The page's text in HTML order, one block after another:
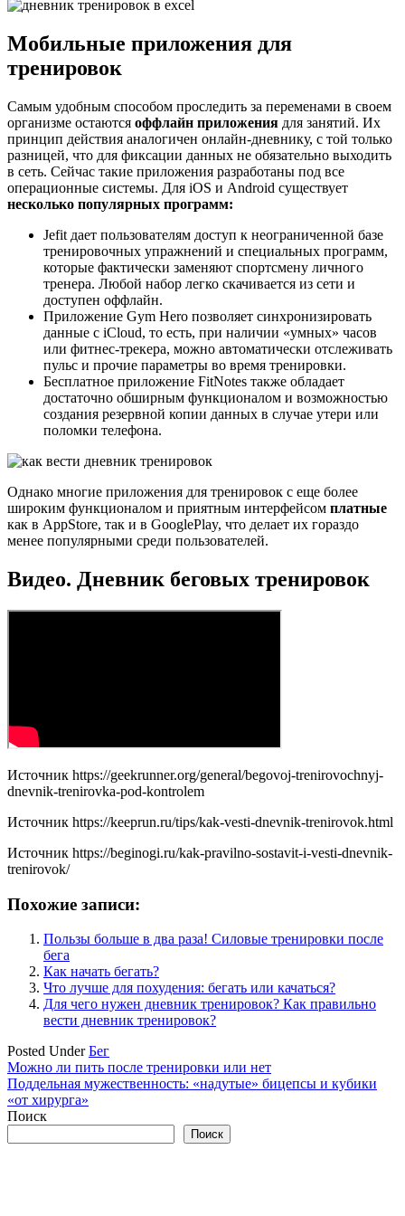
Мобильные приложения для
тренировок
Самым удобным способом проследить за переменами в своем
организме остаются оффлайн приложения для занятий. Их
принцип действия аналогичен онлайн-дневнику, с той только
разницей, что для фиксации данных не обязательно выходить
в сеть. Сейчас такие приложения разработаны под все
операционные системы. Для iOS и Android существует
несколько популярных программ:
Jefit дает пользователям доступ к неограниченной базе
тренировочных упражнений и специальных программ,
которые фактически заменяют спортсмену личного
тренера. Любой набор легко скачивается из сети и
доступен оффлайн.
Приложение Gym Hero позволяет синхронизировать
данные с iCloud, то есть, при наличии «умных» часов
или фитнес-трекера, можно автоматически отслеживать
пульс и прочие параметры во время тренировки.
Бесплатное приложение FitNotes также обладает
достаточно обширным функционалом и возможностью
создания резервной копии данных в случае утери или
поломки телефона.
Однако многие приложения для тренировок с еще более
широким функционалом и приятным интерфейсом платные
как в AppStore, так и в GooglePlay, что делает их гораздо
менее популярными среди пользователей.
Видео. Дневник беговых тренировок
Источник https://geekrunner.org/general/begovoj-trenirovochnyj-
dnevnik-trenirovka-pod-kontrolem
Источник https://keeprun.ru/tips/kak-vesti-dnevnik-trenirovok.html
Источник https://beginogi.ru/kak-pravilno-sostavit-i-vesti-dnevnik-
trenirovok/
Похожие записи:
Пользы больше в два раза! Силовые тренировки после
бега
Как начать бегать?
Что лучше для похудения: бегать или качаться?
Для чего нужен дневник тренировок? Как правильно
вести дневник тренировок?
Posted UnderБег
Навигация
по
записям
Можно ли пить после тренировки или нет
Поддельная мужественность: «надутые» бицепсы и кубики
«от хирурга»
Поиск
Поиск